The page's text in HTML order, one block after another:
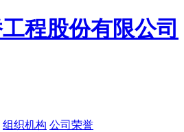
组织机构 公司荣誉